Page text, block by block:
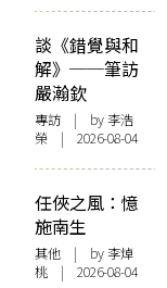
談《錯覺與和
解》──筆訪
嚴瀚欽
專訪 | by 李浩
榮 | 2026-08-04
任俠之風：憶
施南生
其他 | by 李焯
桃 | 2026-08-04